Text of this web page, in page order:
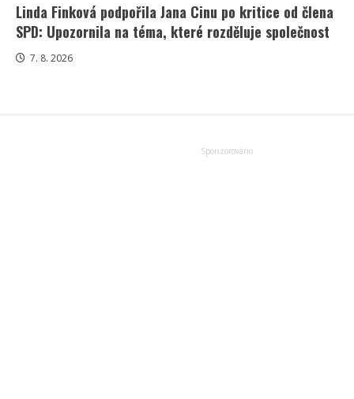
Linda Finková podpořila Jana Cinu po kritice od člena
SPD: Upozornila na téma, které rozděluje společnost
7. 8. 2026